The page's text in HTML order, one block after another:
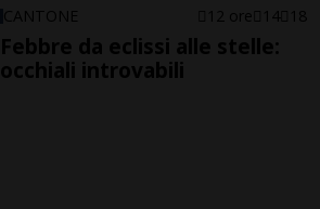
CANTONE 12 ore 14 18
Febbre da eclissi alle stelle:
occhiali introvabili